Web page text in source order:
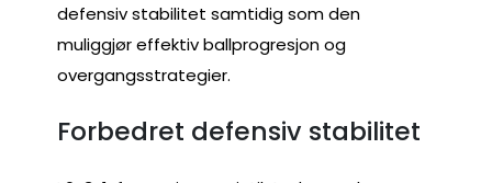
defensiv stabilitet samtidig som den
muliggjør effektiv ballprogresjon og
overgangsstrategier.
Forbedret defensiv stabilitet